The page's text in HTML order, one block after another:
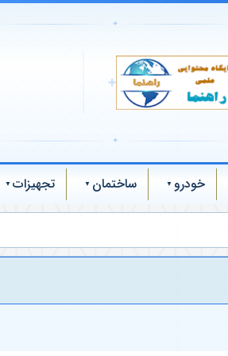
✦
✚
✦
خودرو ساختمان تجهیزات